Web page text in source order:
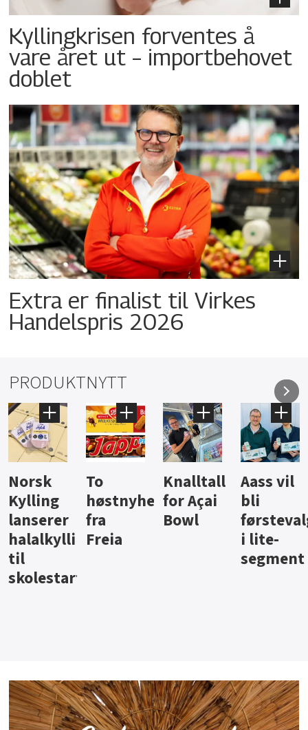
Kyllingkrisen forventes å
vare året ut – importbehovet
doblet
Extra er finalist til Virkes
Handelspris 2026
PRODUKTNYTT
Knalltall
for Açai
Bowl
Aass vil
bli
førstevalg
i lite-
Brus og
jus fra
Berentsen
Hard
iste fra
Hansa